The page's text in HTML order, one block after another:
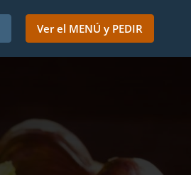
Ver el MENÚ y PEDIR